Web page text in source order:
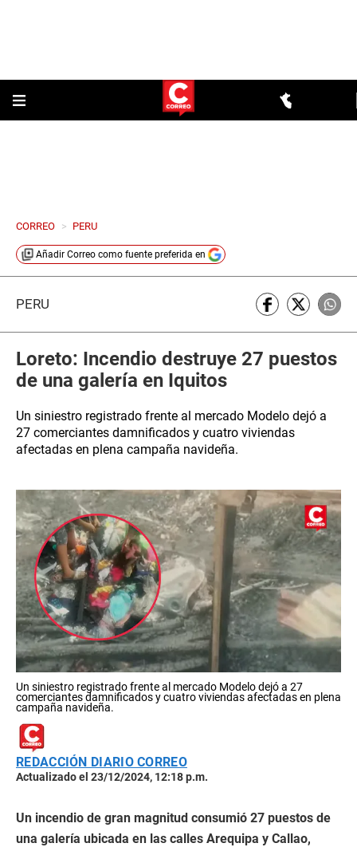
CORREO > PERU
Añadir Correo como fuente preferida en
PERÚ
Loreto: Incendio destruye 27 puestos
de una galería en Iquitos
Un siniestro registrado frente al mercado Modelo dejó a
27 comerciantes damnificados y cuatro viviendas
afectadas en plena campaña navideña.
Un siniestro registrado frente al mercado Modelo dejó a 27
comerciantes damnificados y cuatro viviendas afectadas en plena
campaña navideña.
REDACCIÓN DIARIO CORREO
Actualizado el 23/12/2024, 12:18 p.m.
Un incendio de gran magnitud consumió 27 puestos de
una galería ubicada en las calles Arequipa y Callao,